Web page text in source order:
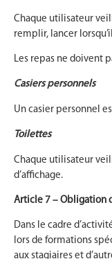
Chaque utilisateur
remplir, lancer
Les repas ne doivent
Casiers personnels
Un casier personnel
Toilettes
Chaque utilisateur
d’affichage.
Article 7 – Obligation
Dans le cadre
lors de formations
aux stagiaires et